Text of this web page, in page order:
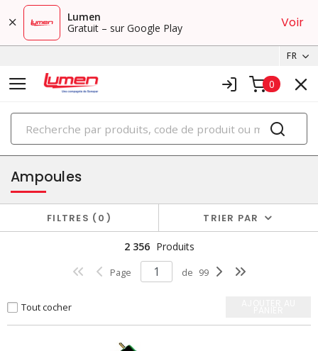
Lumen
Gratuit – sur Google Play
Voir
FR
0
PRODUITS
éclairage
Ampoules
FILTRES 0 TRIER PAR
2 356 Produits
Page de 99
Tout cocher